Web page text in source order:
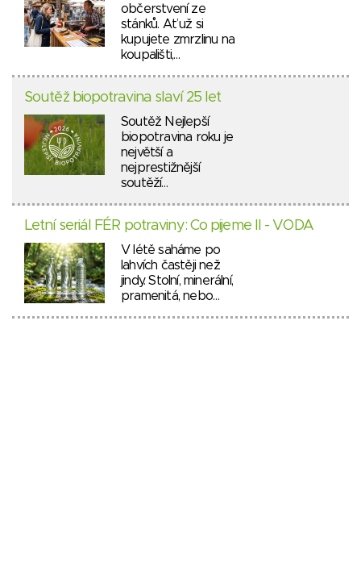
občerstvení ze
stánků. Ať už si
kupujete zmrzlinu na
koupališti,…
Soutěž biopotravina slaví 25 let
Soutěž Nejlepší
biopotravina roku je
největší a
nejprestižnější
soutěží…
Letní seriál FÉR potraviny: Co pijeme II - VODA
V létě saháme po
lahvích častěji než
jindy. Stolní, minerální,
pramenitá, nebo…